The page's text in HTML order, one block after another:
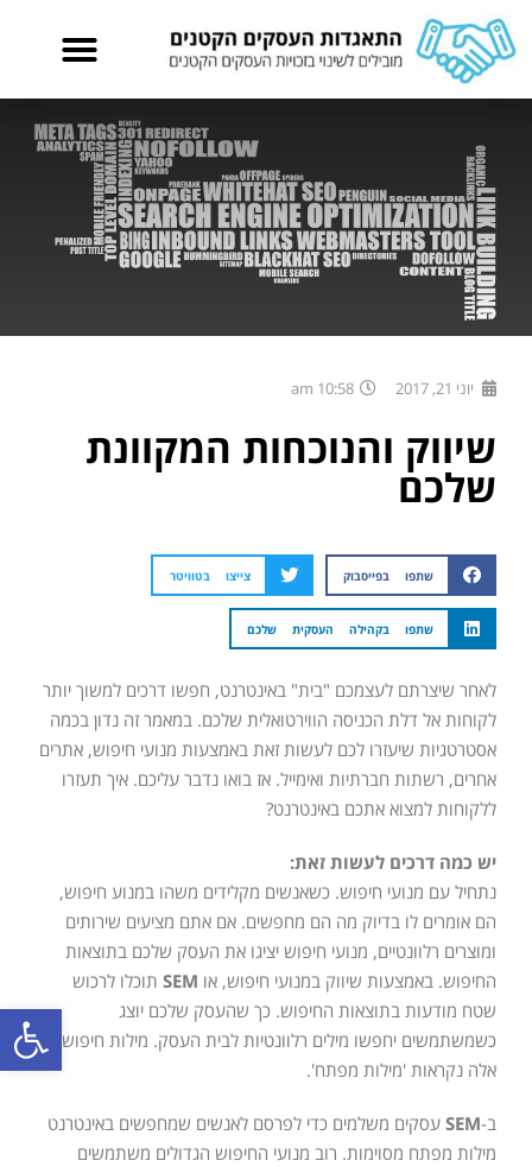
פתח
יוני 21, 2017 10:58 am
שיווק והנוכחות המקוונת
שלכם
שתפו בפייסבוק צייצו בטוויטר
שתפו בקהילה העסקית שלכם
לאחר שיצרתם לעצמכם "בית" באינטרנט, חפשו דרכים למשוך יותר
לקוחות אל דלת הכניסה הווירטואלית שלכם. במאמר זה נדון בכמה
אסטרטגיות שיעזרו לכם לעשות זאת באמצעות מנועי חיפוש, אתרים
אחרים, רשתות חברתיות ואימייל. אז בואו נדבר עליכם. איך תעזרו
ללקוחות למצוא אתכם באינטרנט?
יש כמה דרכים לעשות זאת:
נתחיל עם מנועי חיפוש. כשאנשים מקלידים משהו במנוע חיפוש,
הם אומרים לו בדיוק מה הם מחפשים. אם אתם מציעים שירותים
ומוצרים רלוונטיים, מנועי חיפוש יציגו את העסק שלכם בתוצאות
החיפוש. באמצעות שיווק במנועי חיפוש, או SEM תוכלו לרכוש
שטח מודעות בתוצאות החיפוש. כך שהעסק שלכם יוצג
כשמשתמשים יחפשו מילים רלוונטיות לבית העסק. מילות חיפוש
אלה נקראות 'מילות מפתח'.
ב-SEM עסקים משלמים כדי לפרסם לאנשים שמחפשים באינטרנט
מילות מפתח מסוימות. רוב מנועי החיפוש הגדולים משתמשים